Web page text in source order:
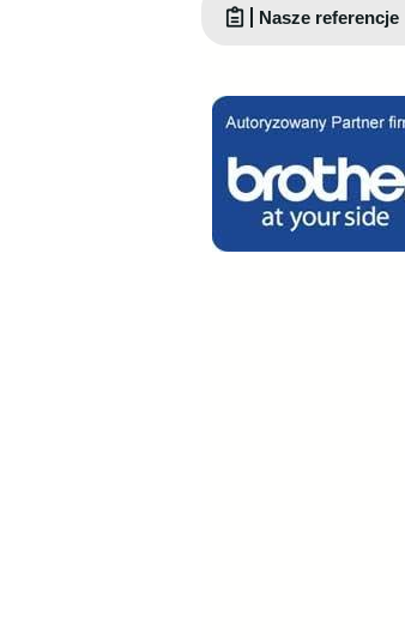
Nasze referencje